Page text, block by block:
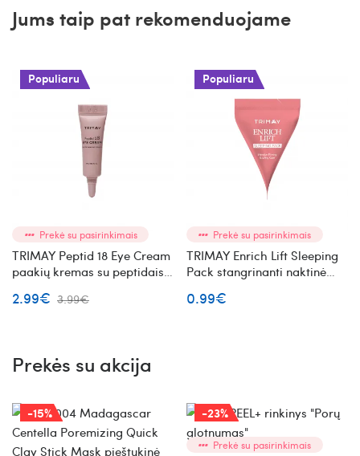
Jums taip pat rekomenduojame
Populiaru
Prekė su pasirinkimais
TRIMAY Peptid 18 Eye Cream
paakių kremas su peptidais
2.99€ 3.99€
Populiaru
Prekė su pasirinkimais
TRIMAY Enrich Lift Sleeping
Pack stangrinanti naktinė
0.99€
Prekės su akcija
-15% -23%
Prekė su pasirinkimais